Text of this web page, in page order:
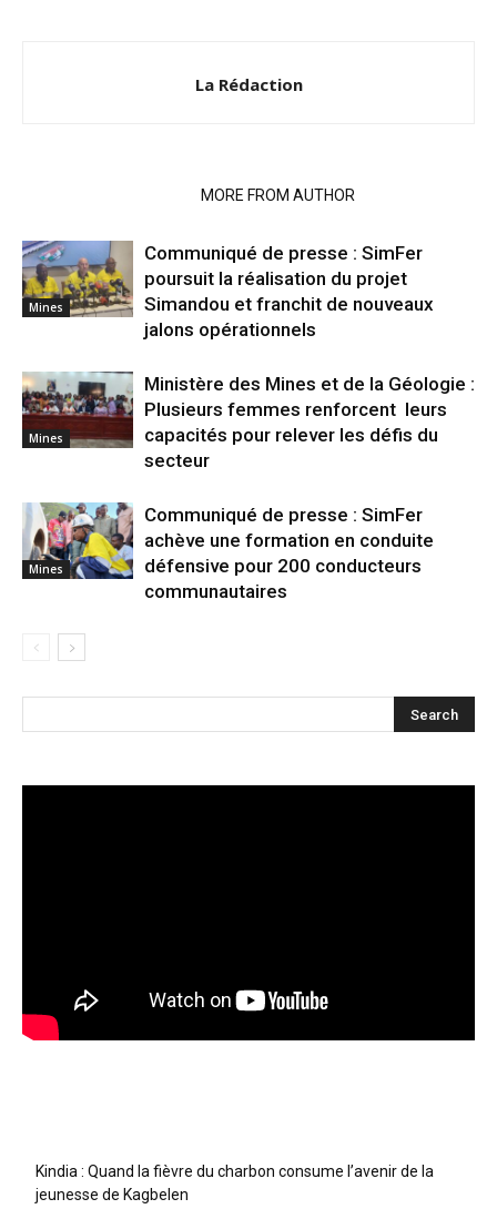
La Rédaction
MORE FROM AUTHOR
Mines
Communiqué de presse : SimFer
poursuit la réalisation du projet
Simandou et franchit de nouveaux
jalons opérationnels
Mines
Ministère des Mines et de la Géologie :
Plusieurs femmes renforcent leurs
capacités pour relever les défis du
secteur
Mines
Communiqué de presse : SimFer
achève une formation en conduite
défensive pour 200 conducteurs
communautaires
Kindia : Quand la fièvre du charbon consume l’avenir de la
jeunesse de Kagbelen